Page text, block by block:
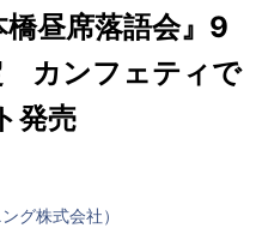
昼席落語会』9
カンフェティで
発売
グ株式会社）